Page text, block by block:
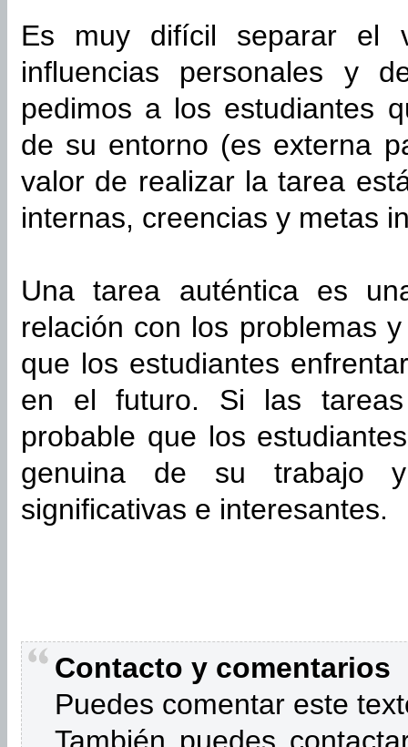
Es muy difícil separar el
influencias personales y
pedimos a los estudiantes
de su entorno (es externa
valor de realizar la tarea
internas, creencias y metas
Una tarea auténtica es
relación con los problemas
que los estudiantes
en el futuro. Si las
probable que los
genuina de su trabajo
significativas e interesantes.
Contacto y comentarios
Puedes comentar este